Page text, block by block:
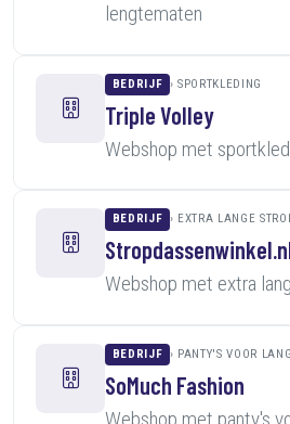
lengtematen
BEDRIJF SPORTKLEDING
Triple Volley
Webshop met
BEDRIJF EXTRA LANGE
Webshop met extra
BEDRIJF PANTY'S VOOR
SoMuch Fashion
Webshop met panty's